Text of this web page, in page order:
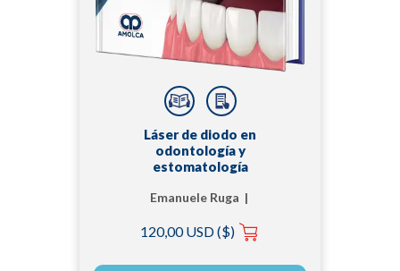
Láser de diodo en
odontología y
estomatología
Emanuele Ruga |
Raffaele Michele Calvi
120,00 USD ($)